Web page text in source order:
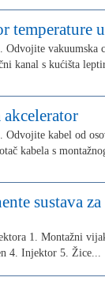
temperature
Odvojite vakuumska
kanal s kućišta
akcelerator
Odvojite kabel od
kabela s
sustava
1. Montažni
4. Injektor 5. Žice...